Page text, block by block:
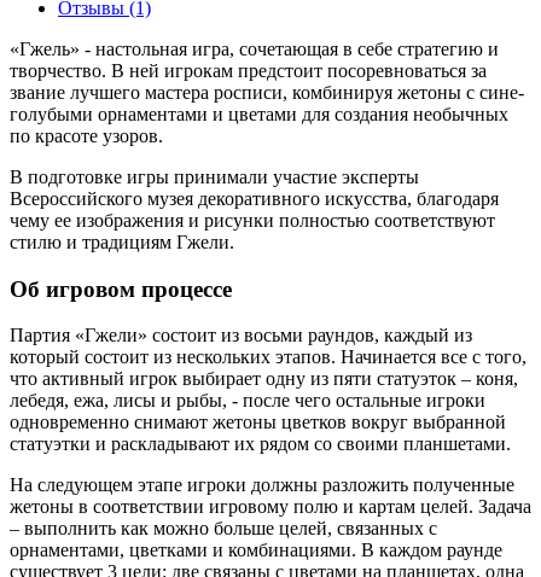
Отзывы (1)
«Гжель» - настольная игра, сочетающая в себе стратегию и
творчество. В ней игрокам предстоит посоревноваться за
звание лучшего мастера росписи, комбинируя жетоны с сине-
голубыми орнаментами и цветами для создания необычных
по красоте узоров.
В подготовке игры принимали участие эксперты
Всероссийского музея декоративного искусства, благодаря
чему ее изображения и рисунки полностью соответствуют
стилю и традициям Гжели.
Об игровом процессе
Партия «Гжели» состоит из восьми раундов, каждый из
который состоит из нескольких этапов. Начинается все с того,
что активный игрок выбирает одну из пяти статуэток – коня,
лебедя, ежа, лисы и рыбы, - после чего остальные игроки
одновременно снимают жетоны цветков вокруг выбранной
статуэтки и раскладывают их рядом со своими планшетами.
На следующем этапе игроки должны разложить полученные
жетоны в соответствии игровому полю и картам целей. Задача
– выполнить как можно больше целей, связанных с
орнаментами, цветками и комбинациями. В каждом раунде
существует 3 цели: две связаны с цветами на планшетах, одна